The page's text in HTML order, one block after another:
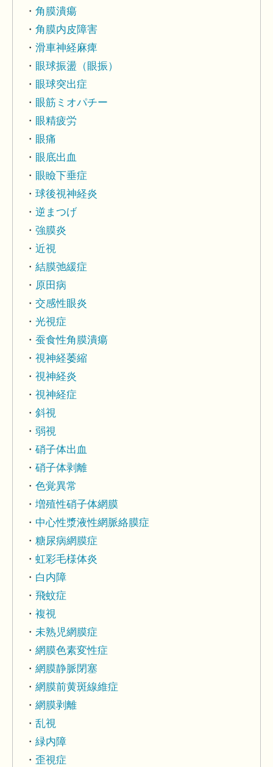
角膜潰瘍
角膜内皮障害
滑車神経麻痺
眼球振盪（眼振）
眼球突出症
眼筋ミオパチー
眼精疲労
眼痛
眼底出血
眼瞼下垂症
球後視神経炎
逆まつげ
強膜炎
近視
結膜弛緩症
原田病
交感性眼炎
光視症
蚕食性角膜潰瘍
視神経萎縮
視神経炎
視神経症
斜視
弱視
硝子体出血
硝子体剥離
色覚異常
増殖性硝子体網膜
中心性漿液性網脈絡膜症
糖尿病網膜症
虹彩毛様体炎
白内障
飛蚊症
複視
未熟児網膜症
網膜色素変性症
網膜静脈閉塞
網膜前黄斑線維症
網膜剥離
乱視
緑内障
歪視症